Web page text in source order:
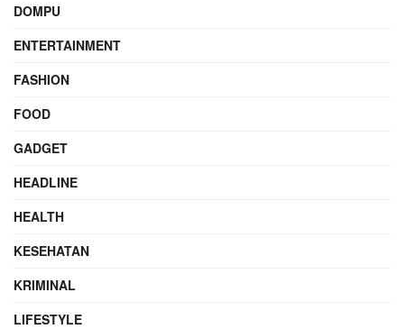
DOMPU
ENTERTAINMENT
FASHION
FOOD
GADGET
HEADLINE
HEALTH
KESEHATAN
KRIMINAL
LIFESTYLE